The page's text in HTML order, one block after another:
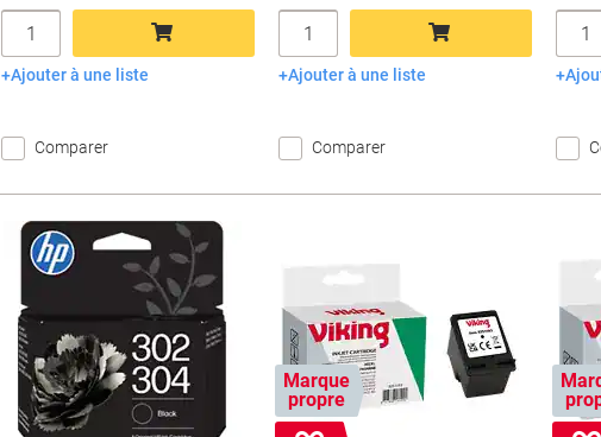
Quantité
Ajouter au panier
Ajouter à une liste
Comparer
Quantité
Ajouter au panier
Ajouter à une liste
Comparer
Marque
propre